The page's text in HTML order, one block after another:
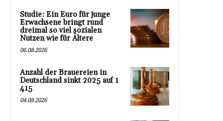
Studie: Ein Euro für junge
Erwachsene bringt rund
dreimal so viel sozialen
Nutzen wie für Ältere
06.08.2026
Anzahl der Brauereien in
Deutschland sinkt 2025 auf 1
415
04.08.2026